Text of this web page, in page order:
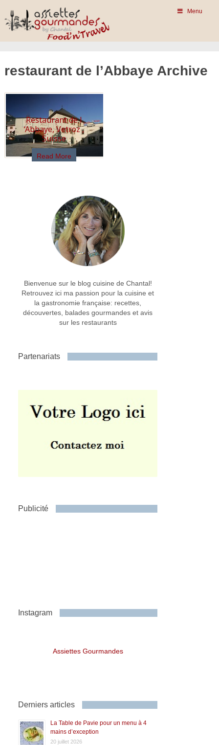
Menu
restaurant de l’Abbaye Archive
Restaurant de l
‘Abbaye, Vetroz ,
Suisse
Read More
Bienvenue sur le blog cuisine de Chantal!
Retrouvez ici ma passion pour la cuisine et
la gastronomie française: recettes,
découvertes, balades gourmandes et avis
sur les restaurants
Partenariats
Publicité
Instagram
Assiettes Gourmandes
Derniers articles
La Table de Pavie pour un menu à 4
mains d’exception
20 juillet 2026